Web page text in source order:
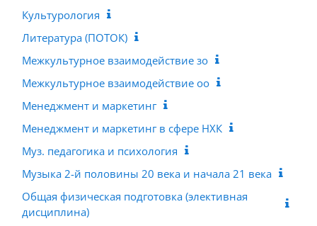
Культурология
Литература (ПОТОК)
Межкультурное взаимодействие зо
Межкультурное взаимодействие оо
Менеджмент и маркетинг
Менеджмент и маркетинг в сфере НХК
Муз. педагогика и психология
Музыка 2-й половины 20 века и начала 21 века
Общая физическая подготовка (элективная
дисциплина)